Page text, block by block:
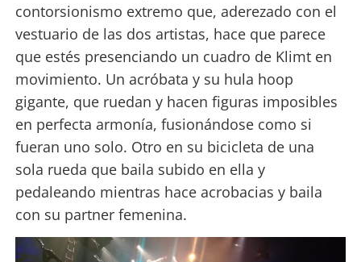
contorsionismo extremo que, aderezado con el
vestuario de las dos artistas, hace que parece
que estés presenciando un cuadro de Klimt en
movimiento. Un acróbata y su hula hoop
gigante, que ruedan y hacen figuras imposibles
en perfecta armonía, fusionándose como si
fueran uno solo. Otro en su bicicleta de una
sola rueda que baila subido en ella y
pedaleando mientras hace acrobacias y baila
con su partner femenina.